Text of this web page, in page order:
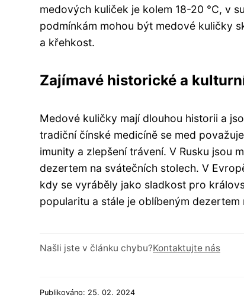
medových kuliček je kolem 18-20 °C, v
podmínkám mohou být medové kuličky
a křehkost.
Zajímavé historické a
Medové kuličky mají dlouhou historii a
tradiční čínské medicíně se med
imunity a zlepšení trávení. V Rusku jsou
dezertem na svátečních stolech. V
kdy se vyráběly jako sladkost pro
popularitu a stále je oblíbeným
Našli jste v článku chybu?Kontaktujte nás
Publikováno: 25. 02. 2024